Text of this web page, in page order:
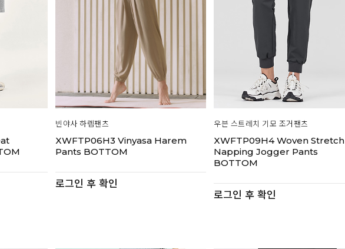
빈야사 하렘팬츠
XWFTP06H3 Vinyasa Harem
Pants BOTTOM
로그인 후 확인
우븐 스트레치 기모 조거팬츠
XWFTP09H4 Woven Stretch
Napping Jogger Pants
BOTTOM
로그인 후 확인